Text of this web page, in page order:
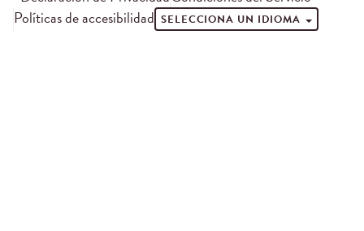
Políticas de accesibilidad SELECCIONA UN IDIOMA